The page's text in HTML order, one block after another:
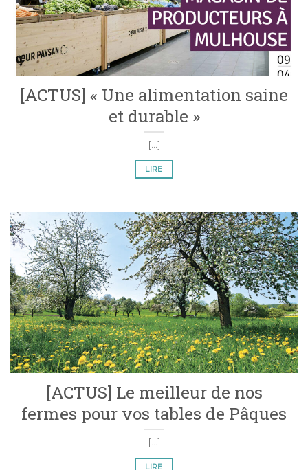
[ACTUS] « Une alimentation saine
et durable »
[...]
LIRE
[ACTUS] Le meilleur de nos
fermes pour vos tables de Pâques
[...]
LIRE